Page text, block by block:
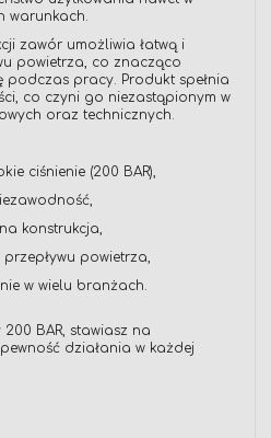
warunkach.
zawór umożliwia łatwą i
powietrza, co znacząco
pracy. Produkt spełnia
co czyni go niezastąpionym w
oraz technicznych.
ciśnienie (200 BAR),
konstrukcja,
powietrza,
w wielu branżach.
BAR, stawiasz na
działania w każdej